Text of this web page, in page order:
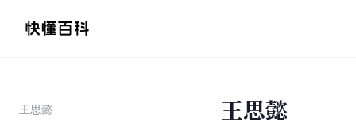
王思懿
王思懿